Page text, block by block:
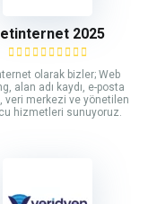
2025
olarak bizler; Web
alan adı kaydı, e-posta
veri merkezi ve yönetilen
hizmetleri sunuyoruz.